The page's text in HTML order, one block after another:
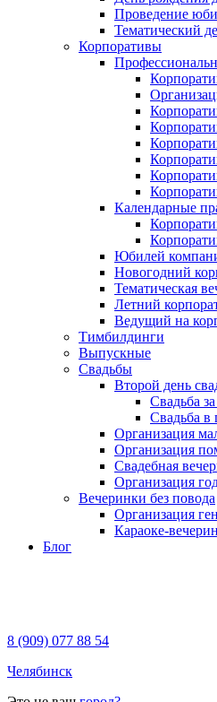
Проведение
Тематический
Корпоративы
Календарные
Юбилей
Новогодний
Тематическая
Летний
Ведущий на
Тимбилдинги
Выпускные
Свадьбы
Второй день
Свадьба
Свадьба в
Организация
Организация
Свадебная
Организация
Вечеринки без повода
Организация
Караоке-
Блог
8 (909) 077 88 54
Челябинск